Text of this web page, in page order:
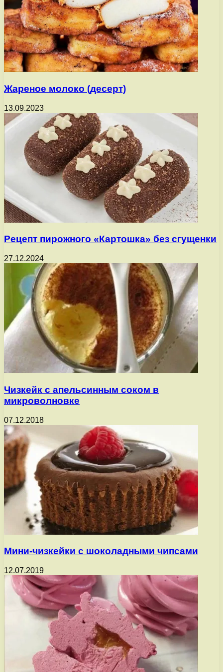
Жареное молоко (десерт)
13.09.2023
Рецепт пирожного «Картошка» без сгущенки
27.12.2024
Чизкейк с апельсинным соком в
микроволновке
07.12.2018
Мини-чизкейки с шоколадными чипсами
12.07.2019